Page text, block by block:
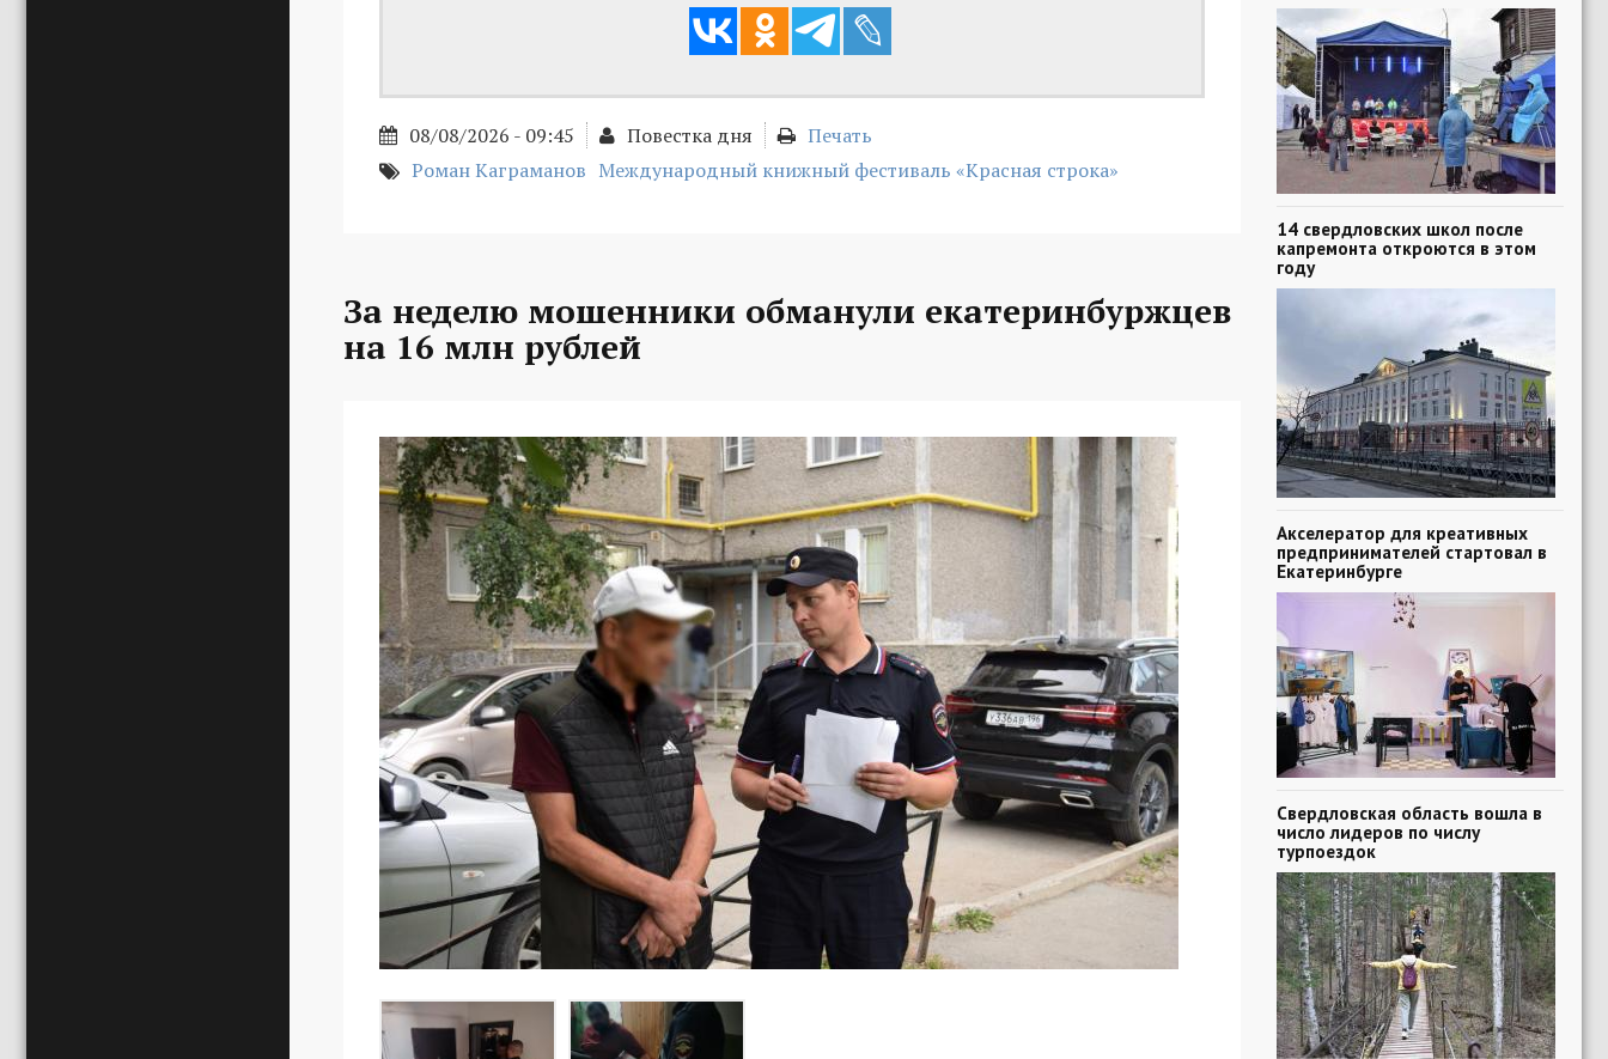
08/08/2026 - 09:45 Повестка дня
Печать
Роман Каграманов Международный книжный фестиваль «Красная строка»
За неделю мошенники обманули екатеринбуржцев
на 16 млн рублей
14 свердловских школ после
капремонта откроются в этом
году
Акселератор для креативных
предпринимателей стартовал в
Екатеринбурге
Свердловская область вошла в
число лидеров по числу
турпоездок